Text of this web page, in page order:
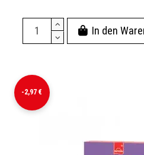
In den
-2,97 €